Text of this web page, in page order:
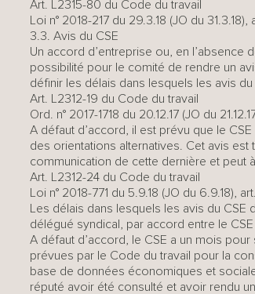
Art. L2315-80 du Code du travail
Loi n° 2018-217 du 29.3.18 (JO du 31.3.18),
3.3. Avis du CSE
Un accord d’entreprise ou, en l’absence
possibilité pour le comité de rendre un
définir les délais dans lesquels les avis
Art. L2312-19 du Code du travail
Ord. n° 2017-1718 du 20.12.17 (JO du
A défaut d’accord, il est prévu que le
des orientations alternatives. Cet avis
communication de cette dernière et peut
Art. L2312-24 du Code du travail
Loi n° 2018-771 du 5.9.18 (JO du 6.9.18),
Les délais dans lesquels les avis du
délégué syndical, par accord entre le
A défaut d’accord, le CSE a un mois
prévues par le Code du travail pour la
base de données économiques et
réputé avoir été consulté et avoir rendu